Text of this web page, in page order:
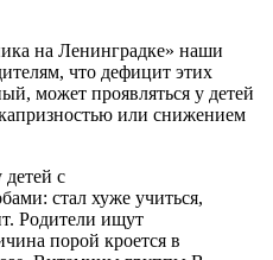
на Ленинградке» наши
что дефицит этих
может проявляться у детей
или снижением
с
стал хуже учиться,
Родители ищут
порой кроется в